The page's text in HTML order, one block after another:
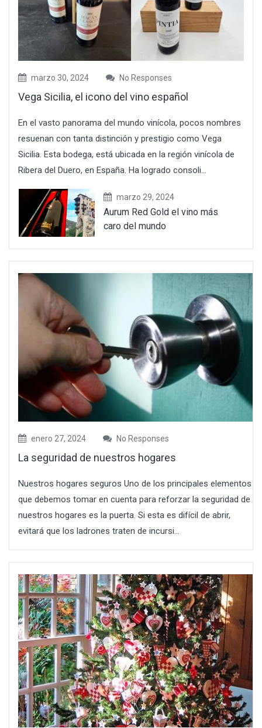
marzo 30, 2024 No Responses
Vega Sicilia, el icono del vino español
En el vasto panorama del mundo vinícola, pocos nombres
resuenan con tanta distinción y prestigio como Vega
Sicilia. Esta bodega, está ubicada en la región vinícola de
Ribera del Duero, en España. Ha logrado consoli...
marzo 29, 2024
Aurum Red Gold el vino más
caro del mundo
enero 27, 2024 No Responses
La seguridad de nuestros hogares
Nuestros hogares seguros Uno de los principales elementos
que debemos tomar en cuenta para reforzar la seguridad de
nuestros hogares es la puerta. Si esta es difícil de abrir,
evitará que los ladrones traten de incursi...